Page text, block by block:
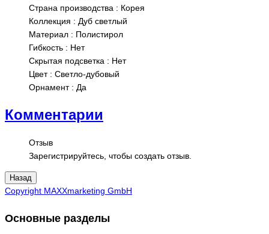
Страна производства : Корея
Коллекция : Дуб светлый
Материал : Полистирол
Гибкость : Нет
Скрытая подсветка : Нет
Цвет: Светло-дубовый
Орнамент: Да
Комментарии
Отзыв
Зарегистрируйтесь, чтобы создать отзыв.
Copyright MAXXmarketing GmbH
Основные разделы